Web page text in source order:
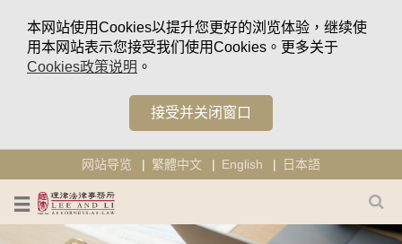
本网站使用Cookies以提升您更好的浏览体验，继续使
用本网站表示您接受我们使用Cookies。更多关于
Cookies政策说明 。
接受并关闭窗口
网站导览 繁體中文 English 日本語